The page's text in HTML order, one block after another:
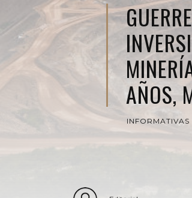
AÑOS,
INFORMATIVAS